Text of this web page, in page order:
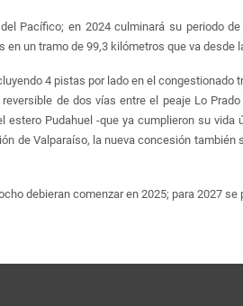
Pacífico; en 2024 culminará su periodo
un tramo de 99,3 kilómetros que va
4 pistas por lado en el
de dos vías entre el peaje Lo
estero Pudahuel -que ya cumplieron su
de Valparaíso, la nueva concesión
debieran comenzar en 2025; para 2027